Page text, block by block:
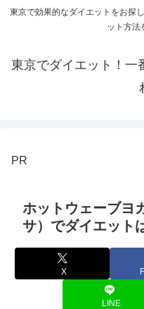
東京で効果的なダイエットをお探
ット方法
東京でダイエット！一
PR
ホットウェーブヨ
サ）でダイエット
X
LINE